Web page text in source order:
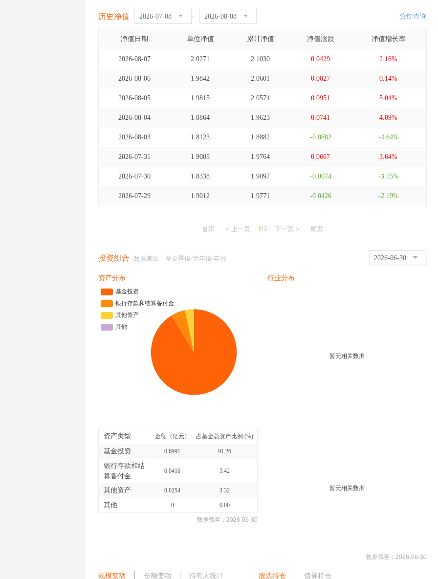
历史净值 - 分红查询
净值日期 单位净值 累计净值 净值涨跌 净值增长率
2026-08-07 2.0271 2.1030 0.0429 2.16%
2026-08-06 1.9842 2.0601 0.0027 0.14%
2026-08-05 1.9815 2.0574 0.0951 5.04%
2026-08-04 1.8864 1.9623 0.0741 4.09%
2026-08-03 1.8123 1.8882 -0.0882 -4.64%
2026-07-31 1.9005 1.9764 0.0667 3.64%
2026-07-30 1.8338 1.9097 -0.0674 -3.55%
2026-07-29 1.9012 1.9771 -0.0426 -2.19%
首页 < 上一页 1/3 下一页 > 尾页
投资组合 数据来源：基金季报/半年报/年报 2026-06-30
资产分布
资产类型 金额（亿元） 占基金总资产比例 (%)
基金投资 0.6991 91.26
银行存款和结
算备付金
0.0416 5.42
其他资产 0.0254 3.32
其他 0 0.00
数据截至： 2026-06-30
行业分布
暂无相关数据
暂无相关数据
数据截至： 2026-06-30
规模变动 份额变动 持有人统计 股票持仓 债券持仓